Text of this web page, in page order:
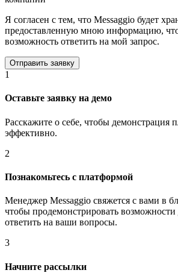
Я согласен с тем, что Messaggio будет
предоставленную мною информацию,
возможность ответить на мой запрос.
1
Оставьте заявку на демо
Расскажите о себе, чтобы демонстрация
эффективно.
2
Познакомьтесь с платформой
Менеджер Messaggio свяжется с вами в
чтобы продемонстрировать возможности
ответить на ваши вопросы.
3
Начните рассылки